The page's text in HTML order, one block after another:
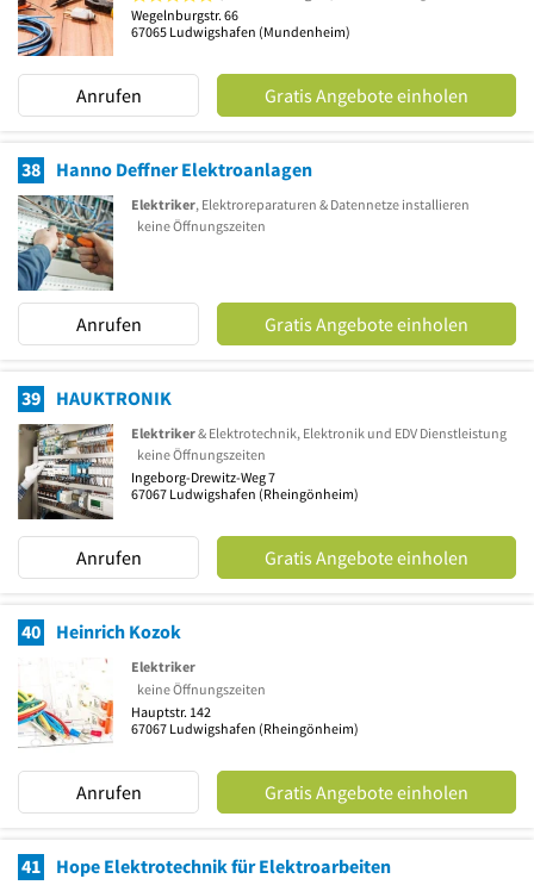
Wegelnburgstr. 66
67065 Ludwigshafen (Mundenheim)
Anrufen Gratis Angebote einholen
38 Hanno Deffner Elektroanlagen
Elektriker, Elektroreparaturen & Datennetze installieren
keine Öffnungszeiten
Anrufen Gratis Angebote einholen
39 HAUKTRONIK
Elektriker& Elektrotechnik, Elektronik und EDV Dienstleistung
keine Öffnungszeiten
Ingeborg-Drewitz-Weg 7
67067 Ludwigshafen (Rheingönheim)
Anrufen Gratis Angebote einholen
40 Heinrich Kozok
Elektriker
keine Öffnungszeiten
Hauptstr. 142
67067 Ludwigshafen (Rheingönheim)
Anrufen Gratis Angebote einholen
41 Hope Elektrotechnik für Elektroarbeiten